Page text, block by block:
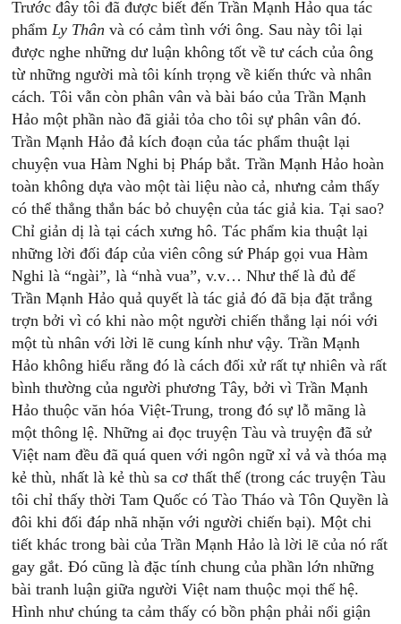
Trước đây tôi đã được biết đến Trần Mạnh Hảo qua tác
phẩmLy Thân và có cảm tình với ông. Sau này tôi lại
được nghe những dư luận không tốt về tư cách của ông
từ những người mà tôi kính trọng về kiến thức và nhân
cách. Tôi vẫn còn phân vân và bài báo của Trần Mạnh
Hảo một phần nào đã giải tỏa cho tôi sự phân vân đó.
Trần Mạnh Hảo đả kích đoạn của tác phẩm thuật lại
chuyện vua Hàm Nghi bị Pháp bắt. Trần Mạnh Hảo hoàn
toàn không dựa vào một tài liệu nào cả, nhưng cảm thấy
có thể thẳng thắn bác bỏ chuyện của tác giả kia. Tại sao?
Chỉ giản dị là tại cách xưng hô. Tác phẩm kia thuật lại
những lời đối đáp của viên công sứ Pháp gọi vua Hàm
Nghi là “ngài”, là “nhà vua”, v.v… Như thế là đủ để
Trần Mạnh Hảo quả quyết là tác giả đó đã bịa đặt trắng
trợn bởi vì có khi nào một người chiến thắng lại nói với
một tù nhân với lời lẽ cung kính như vậy. Trần Mạnh
Hảo không hiểu rằng đó là cách đối xử rất tự nhiên và rất
bình thường của người phương Tây, bởi vì Trần Mạnh
Hảo thuộc văn hóa Việt-Trung, trong đó sự lỗ mãng là
một thông lệ. Những ai đọc truyện Tàu và truyện đã sử
Việt nam đều đã quá quen với ngôn ngữ xỉ vả và thóa mạ
kẻ thù, nhất là kẻ thù sa cơ thất thế (trong các truyện Tàu
tôi chỉ thấy thời Tam Quốc có Tào Tháo và Tôn Quyền là
đôi khi đối đáp nhã nhặn với người chiến bại). Một chi
tiết khác trong bài của Trần Mạnh Hảo là lời lẽ của nó rất
gay gắt. Đó cũng là đặc tính chung của phần lớn những
bài tranh luận giữa người Việt nam thuộc mọi thế hệ.
Hình như chúng ta cảm thấy có bồn phận phải nổi giận